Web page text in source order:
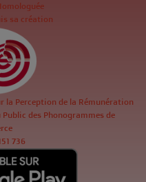
sa création
la Perception de la Rémunération
des Phonogrammes de
736